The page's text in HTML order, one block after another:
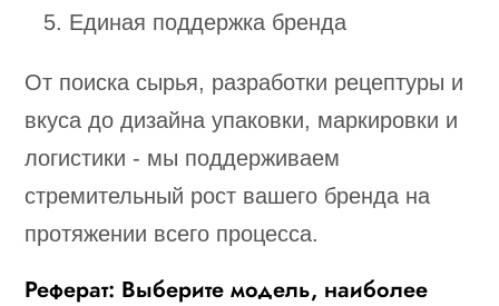
Единая поддержка бренда
От поиска сырья, разработки рецептуры и
вкуса до дизайна упаковки, маркировки и
логистики - мы поддерживаем
стремительный рост вашего бренда на
протяжении всего процесса.
Реферат: Выберите модель, наиболее